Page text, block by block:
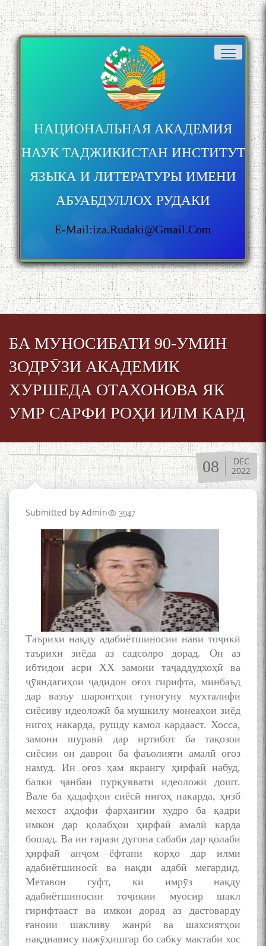
НАЦИОНАЛЬНАЯ АКАДЕМИЯ
НАУК ТАДЖИКИСТАН ИНСТИТУТ
ЯЗЫКА И ЛИТЕРАТУРЫ ИМЕНИ
АБУАБДУЛЛОХ РУДАКИ
E-Mail:iza.rudaki@gmail.com
БА МУНОСИБАТИ 90-УМИН
ЗОДРӮЗИ АКАДЕМИК
ХУРШЕДА ОТАХОНОВА ЯК
УМР САРФИ РОҲИ ИЛМ КАРД
08
DEC
2022
Submitted by Admin 3947
Таърихи нақду адабиётшиносии нави тоҷикӣ
таърихи зиёда аз садсолро дорад. Он аз
ибтидои асри XX замони таҷаддудхоҳӣ ва
ҷӯяндагиҳои ҷадидон оғоз гирифта, минбаъд
дар вазъу шароитҳои гуногуну мухталифи
сиёсиву идеоложӣ ба мушкилу монеаҳои зиёд
нигоҳ накарда, рушду камол кардааст. Хосса,
замони шуравӣ дар иртибот ба тақозои
сиёсии он даврон ба фаъолияти амалӣ оғоз
намуд. Ин оғоз ҳам якрангу ҳирфаӣ набуд,
балки ҷанбаи пурқуввати идеоложӣ дошт.
Вале ба ҳадафҳои сиёсӣ нигоҳ накарда, ҳизб
мехост аҳдофи фарҳангии худро ба қадри
имкон дар қолабҳои ҳирфаӣ амалӣ карда
бошад. Ва ин ғарази дугона сабаби дар қолаби
ҳирфаӣ анҷом ёфтани корҳо дар илми
адабиётшиносӣ ва нақди адабӣ мегардид.
Метавон гуфт, ки имрӯз нақду
адабиётшиносии тоҷикии муосир шакл
гирифтааст ва имкон дорад аз дастоварду
ғаноии шакливу жанрӣ ва шахсиятҳои
нақднавису пажӯҳишгар бо сабку мактаби хос